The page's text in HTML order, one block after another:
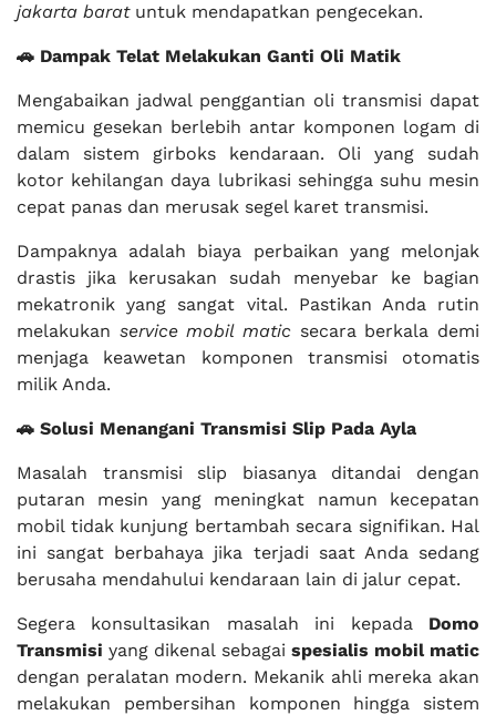
jakarta baratuntuk mendapatkan pengecekan.
🚗 Dampak Telat Melakukan Ganti Oli Matik
Mengabaikan jadwal penggantian oli transmisi dapat
memicu gesekan berlebih antar komponen logam di
dalam sistem girboks kendaraan. Oli yang sudah
kotor kehilangan daya lubrikasi sehingga suhu mesin
cepat panas dan merusak segel karet transmisi.
Dampaknya adalah biaya perbaikan yang melonjak
drastis jika kerusakan sudah menyebar ke bagian
mekatronik yang sangat vital. Pastikan Anda rutin
melakukan service mobil matic secara berkala demi
menjaga keawetan komponen transmisi otomatis
milik Anda.
🚗 Solusi Menangani Transmisi Slip Pada Ayla
Masalah transmisi slip biasanya ditandai dengan
putaran mesin yang meningkat namun kecepatan
mobil tidak kunjung bertambah secara signifikan. Hal
ini sangat berbahaya jika terjadi saat Anda sedang
berusaha mendahului kendaraan lain di jalur cepat.
Segera konsultasikan masalah ini kepada Domo
Transmisi yang dikenal sebagai spesialis mobil matic
dengan peralatan modern. Mekanik ahli mereka akan
melakukan pembersihan komponen hingga sistem